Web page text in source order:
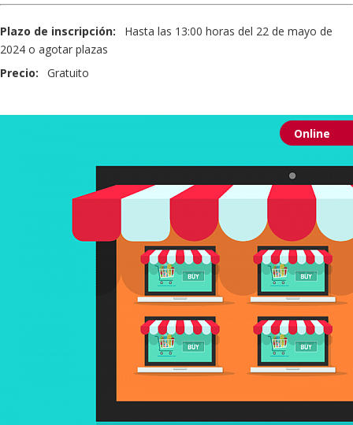
Plazo de inscripción:
Hasta las 13:00 horas del 22 de mayo de
2024 o agotar plazas
Precio:
Gratuito
Online